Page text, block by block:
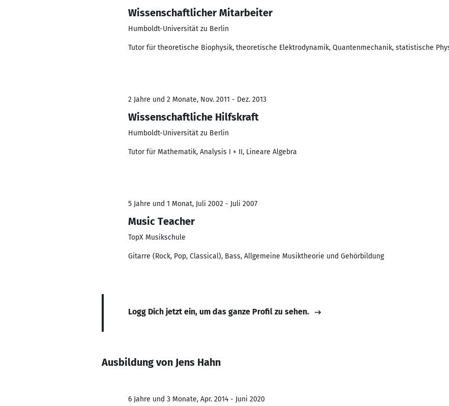
Wissenschaftlicher Mitarbeiter
Humboldt-Universität zu Berlin
Tutor für theoretische Biophysik, theoretische Elektrodynamik, Quantenmechanik, statistische
2 Jahre und 2 Monate, Nov. 2011 - Dez. 2013
Wissenschaftliche Hilfskraft
Humboldt-Universität zu Berlin
Tutor für Mathematik, Analysis I + II, Lineare Algebra
5 Jahre und 1 Monat, Juli 2002 - Juli 2007
Music Teacher
TopX Musikschule
Gitarre (Rock, Pop, Classical), Bass, Allgemeine Musiktheorie und Gehörbildung
Logg Dich jetzt ein, um das ganze Profil zu sehen.
Ausbildung von Jens Hahn
6 Jahre und 3 Monate, Apr. 2014 - Juni 2020